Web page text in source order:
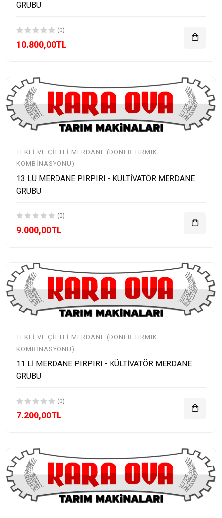
GRUBU
(0)
10.800,00TL
TEKLI VE ÇIFTLI MERDANE (DÖNER TIRMIK
KOMBINASYONU)
13 LÜ MERDANE PIRPIRI - KÜLTİVATÖR MERDANE
GRUBU
(0)
9.000,00TL
TEKLI VE ÇIFTLI MERDANE (DÖNER TIRMIK
KOMBINASYONU)
11 Lİ MERDANE PIRPIRI - KÜLTİVATÖR MERDANE
GRUBU
(0)
7.200,00TL